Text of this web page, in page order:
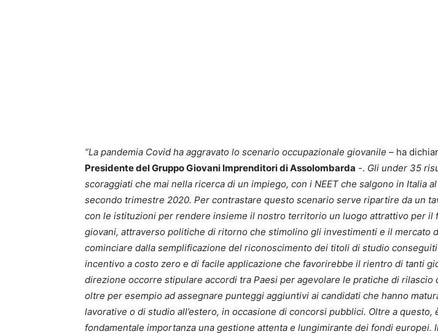
“La pandemia Covid ha aggravato lo scenario occupazionale giovanile – ha
Presidente del Gruppo Giovani Imprenditori di Assolombarda -. Gli under 35
scoraggiati che mai nella ricerca di un impiego, con i NEET che salgono in Italia
secondo trimestre 2020. Per contrastare questo scenario serve ripartire da un
con le istituzioni per rendere insieme il nostro territorio un luogo attrattivo per il
giovani, attraverso politiche di ritorno che stimolino gli investimenti e il mercato
cominciare dalla semplificazione del riconoscimento dei titoli di studio conseguiti
incentivo a costo zero e di facile applicazione che favorirebbe il rientro di tanti
direzione occorre stipulare accordi tra Paesi per agevolare le pratiche di rilascio
oltre per esempio ad assegnare punteggi aggiuntivi ai candidati che hanno
lavorative o di studio all’estero, in occasione di concorsi pubblici. Oltre a questo,
fondamentale importanza una gestione attenta e lungimirante dei fondi europei.